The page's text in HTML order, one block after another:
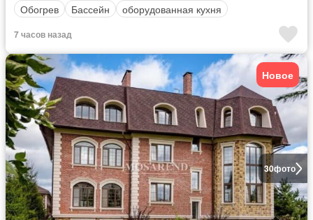
Обогрев
Бассейн оборудованная кухня
7 часов назад
30фото
Новое